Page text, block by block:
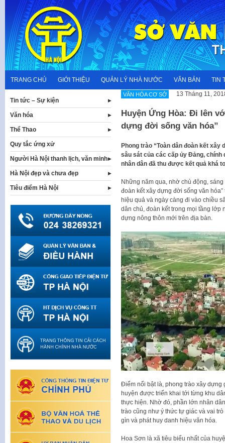
content
TRANG CHỦ GIỚI THIỆU QUẢN LÝ NHÀ NƯỚC VĂN BẢN TIN
VĂN HÓA CƠ SỞ 13 Tháng 11,
Huyện Ứng Hòa: Đi lên
dựng đời sống văn hóa”
Phong trào “Toàn dân đoàn kết
sâu sát của các cấp ủy Đảng,
nhân dân đã thu được kết quả khá
Những năm qua, nhờ chủ động,
đoàn kết xây dựng đời sống văn
hiệu quả và ngày càng đi vào chiều
dân chủ, đoàn kết trong mọi tầng lớp
dựng nông thôn mới trên địa bàn.
Điểm nổi bật là, phong trào xây dựng
huyện được triển khai tới từng khu
thực hiện. Nhờ đó, phần lớn nhân
trào cũng như ý thức tự giác và vai
gìn và phát huy danh hiệu văn hóa.
Hoa Sơn là xã tiêu biểu nhất của
Tin tức – Sự kiện
Văn hóa
Thể Thao
Quy tắc ứng xử
Người Hà Nội thanh lịch, văn minh
Hà Nội đẹp và chưa đẹp
Tiêu điểm Hà Nội